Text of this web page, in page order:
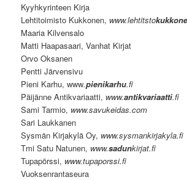
Kyyhkyrinteen Kirja
Lehtitoimisto Kukkonen, www.lehtitsto
Maaria Kilvensalo
Matti Haapasaari, Vanhat Kirjat
Orvo Oksanen
Pentti Järvensivu
Pieni Karhu, www.pienikarhu.fi
Päijänne Antikvariaatti, www.antikvariaatti.fi
Sami Tarmio, www.savukeidas.com
Sari Laukkanen
Sysmän Kirjakylä Oy, www.sysmankirjakyla.fi
Tmi Satu Natunen, www.sadunkirjat.fi
Tupapörssi, www.tupaporssi.fi
Vuoksenrantaseura